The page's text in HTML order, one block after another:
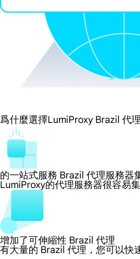
爲什麼選擇LumiProxy Brazil 代
的一站式服務 Brazil 代理服務器
LumiProxy的代理服務器很容易
增加了可伸縮性 Brazil 代理
有大量的 Brazil 代理，您可以快